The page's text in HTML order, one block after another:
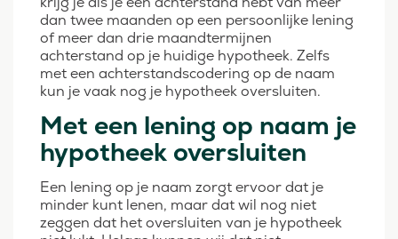
dan twee maanden op een persoonlijke lening
of meer dan drie maandtermijnen
achterstand op je huidige hypotheek. Zelfs
met een achterstandscodering op de naam
kun je vaak nog je hypotheek oversluiten.
Met een lening op naam je
hypotheek oversluiten
Een lening op je naam zorgt ervoor dat je
minder kunt lenen, maar dat wil nog niet
zeggen dat het oversluiten van je hypotheek